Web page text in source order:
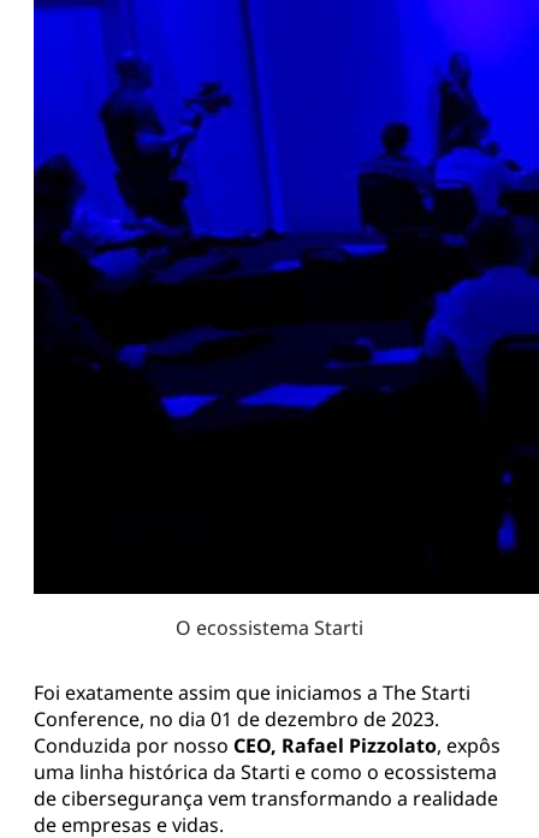
O ecossistema Starti
Foi exatamente assim que iniciamos a The Starti
Conference, no dia 01 de dezembro de 2023.
Conduzida por nosso CEO, Rafael Pizzolato, expôs
uma linha histórica da Starti e como o ecossistema
de cibersegurança vem transformando a realidade
de empresas e vidas.